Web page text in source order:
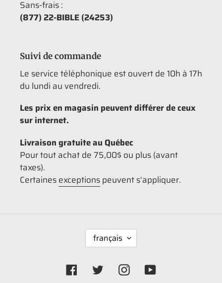
Sans-frais :
(877) 22-BIBLE (24253)
Suivi de commande
Le service téléphonique est ouvert de 10h à 17h
du lundi au vendredi.
Les prix en magasin peuvent différer de ceux
sur internet.
Livraison gratuite au Québec
Pour tout achat de 75,00$ ou plus (avant
taxes).
Certainesexceptionspeuvent s'appliquer.
A
français
FacebookTwitterInstagramYouTube